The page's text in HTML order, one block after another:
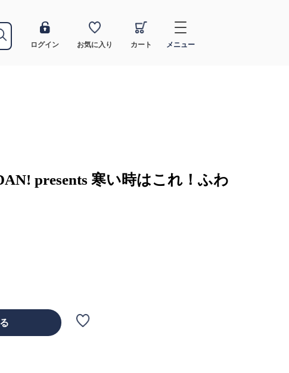
ログイン お気に入り カート メニュー
presents 寒い時はこれ！ふわ